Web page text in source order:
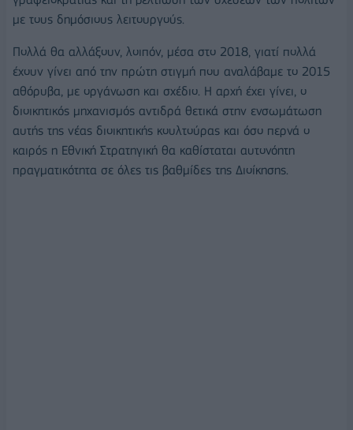
με τους δημόσιους λειτουργούς.
Πολλά θα αλλάξουν, λοιπόν, μέσα στο 2018, γιατί πολλά
έχουν γίνει από την πρώτη στιγμή που αναλάβαμε το 2015
αθόρυβα, με οργάνωση και σχέδιο. Η αρχή έχει γίνει, ο
διοικητικός μηχανισμός αντιδρά θετικά στην ενσωμάτωση
αυτής της νέας διοικητικής κουλτούρας και όσο περνά ο
καιρός η Εθνική Στρατηγική θα καθίσταται αυτονόητη
πραγματικότητα σε όλες τις βαθμίδες της Διοίκησης.